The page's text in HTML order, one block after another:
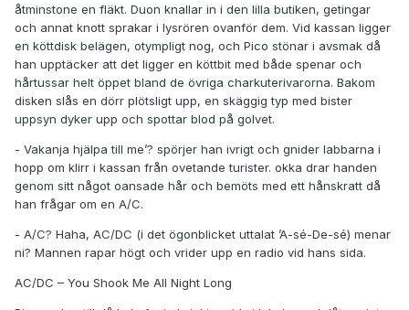
åtminstone en fläkt. Duon knallar in i den lilla butiken, getingar
och annat knott sprakar i lysrören ovanför dem. Vid kassan ligger
en köttdisk belägen, otympligt nog, och Pico stönar i avsmak då
han upptäcker att det ligger en köttbit med både spenar och
hårtussar helt öppet bland de övriga charkuterivarorna. Bakom
disken slås en dörr plötsligt upp, en skäggig typ med bister
uppsyn dyker upp och spottar blod på golvet.
- Vakanja hjälpa till me’? spörjer han ivrigt och gnider labbarna i
hopp om klirr i kassan från ovetande turister. okka drar handen
genom sitt något oansade hår och bemöts med ett hånskratt då
han frågar om en A/C.
- A/C? Haha, AC/DC (i det ögonblicket uttalat ’A-sé-De-sé) menar
ni? Mannen rapar högt och vrider upp en radio vid hans sida.
AC/DC – You Shook Me All Night Long